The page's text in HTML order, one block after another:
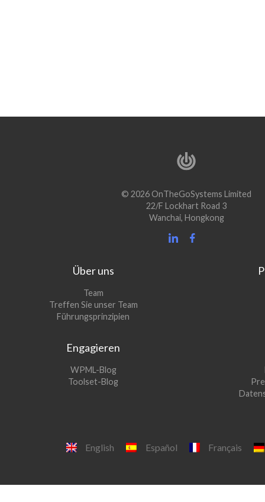
© 2026 OnTheGoSystems Limited
22/F Lockhart Road 3
Wanchai, Hongkong
Über uns
Team
Treffen Sie unser Team
Führungsprinzipien
Engagieren
WPML-Blog(öffnet
sich
Toolset-Blog
English Español Français